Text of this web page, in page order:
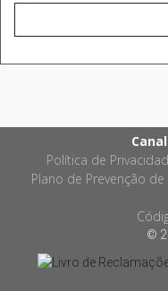
Política de
Plano de Prevenção
©